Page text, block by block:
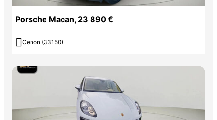
Porsche Macan, 23 890 €
 Cenon (33150)